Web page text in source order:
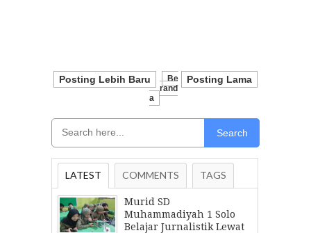
Posting Lebih Baru Posting Lama
Be
Rand
A
Search
LATEST COMMENTS TAGS
Murid SD
Muhammadiyah 1 Solo
Belajar Jurnalistik Lewat